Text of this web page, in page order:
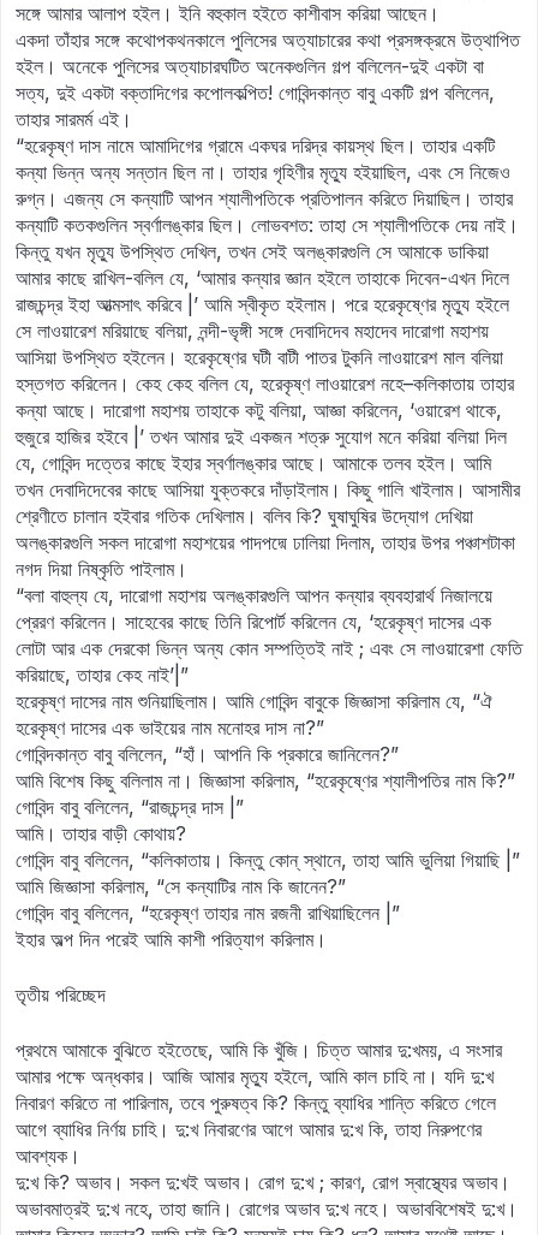
সঙ্গে আমার আলাপ হইল। ইনি বহুকাল হইতে কাশীবাস করিয়া আছেন।
একদা তাঁহার সঙ্গে কথোপকথনকালে পুলিসের অত্যাচারের কথা প্রসঙ্গক্রমে উত্থাপিত
হইল। অনেকে পুলিসের অত্যাচারঘটিত অনেকগুলিন গল্প বলিলেন-দুই একটা বা
সত্য, দুই একটা বক্তাদিগের কপোলকল্পিত! গোবিন্দকান্ত বাবু একটি গল্প বলিলেন,
তাহার সারমর্ম এই।
“হরেকৃষ্ণ দাস নামে আমাদিগের গ্রামে একঘর দরিদ্র কায়স্থ ছিল। তাহার একটি
কন্যা ভিন্ন অন্য সন্তান ছিল না। তাহার গৃহিণীর মৃত্যু হইয়াছিল, এবং সে নিজেও
রুগ্ন। এজন্য সে কন্যাটি আপন শ্যালীপতিকে প্রতিপালন করিতে দিয়াছিল। তাহার
কন্যাটি কতকগুলিন স্বর্ণালঙ্কার ছিল। লোভবশত: তাহা সে শ্যালীপতিকে দেয় নাই।
কিন্তু যখন মৃত্যু উপস্থিত দেখিল, তখন সেই অলঙ্কারগুলি সে আমাকে ডাকিয়া
আমার কাছে রাখিল-বলিল যে, ‘আমার কন্যার জ্ঞান হইলে তাহাকে দিবেন-এখন দিলে
রাজচন্দ্র ইহা আত্মসাৎ করিবে |’ আমি স্বীকৃত হইলাম। পরে হরেকৃষ্ণের মৃত্যু হইলে
সে লাওয়ারেশ মরিয়াছে বলিয়া, নন্দী-ভৃঙ্গী সঙ্গে দেবাদিদেব মহাদেব দারোগা মহাশয়
আসিয়া উপস্থিত হইলেন। হরেকৃষ্ণের ঘটী বাটী পাতর টুকনি লাওয়ারেশ মাল বলিয়া
হস্তগত করিলেন। কেহ কেহ বলিল যে, হরেকৃষ্ণ লাওয়ারেশ নহে–কলিকাতায় তাহার
কন্যা আছে। দারোগা মহাশয় তাহাকে কটু বলিয়া, আজ্ঞা করিলেন, ‘ওয়ারেশ থাকে,
হুজুরে হাজির হইবে |’ তখন আমার দুই একজন শত্রু সুযোগ মনে করিয়া বলিয়া দিল
যে, গোবিন্দ দত্তের কাছে ইহার স্বর্ণালঙ্কার আছে। আমাকে তলব হইল। আমি
তখন দেবাদিদেবের কাছে আসিয়া যুক্তকরে দাঁড়াইলাম। কিছু গালি খাইলাম। আসামীর
শ্রেণীতে চালান হইবার গতিক দেখিলাম। বলিব কি? ঘুষাঘুষির উদ্যোগ দেখিয়া
অলঙ্কারগুলি সকল দারোগা মহাশয়ের পাদপদ্মে ঢালিয়া দিলাম, তাহার উপর পঞ্চাশটাকা
নগদ দিয়া নিষ্কৃতি পাইলাম।
“বলা বাহুল্য যে, দারোগা মহাশয় অলঙ্কারগুলি আপন কন্যার ব্যবহারার্থ নিজালয়ে
প্রেরণ করিলেন। সাহেবের কাছে তিনি রিপোর্ট করিলেন যে, ‘হরেকৃষ্ণ দাসের এক
লোটা আর এক দেরকো ভিন্ন অন্য কোন সম্পত্তিই নাই ; এবং সে লাওয়ারেশা ফেতি
করিয়াছে, তাহার কেহ নাই’|”
হরেকৃষ্ণ দাসের নাম শুনিয়াছিলাম। আমি গোবিন্দ বাবুকে জিজ্ঞাসা করিলাম যে, “ঐ
হরেকৃষ্ণ দাসের এক ভাইয়ের নাম মনোহর দাস না?”
গোবিন্দকান্ত বাবু বলিলেন, “হাঁ। আপনি কি প্রকারে জানিলেন?”
আমি বিশেষ কিছু বলিলাম না। জিজ্ঞাসা করিলাম, “হরেকৃষ্ণের শ্যালীপতির নাম কি?”
গোবিন্দ বাবু বলিলেন, “রাজচন্দ্র দাস |”
আমি। তাহার বাড়ী কোথায়?
গোবিন্দ বাবু বলিলেন, “কলিকাতায়। কিন্তু কোন্ স্থানে, তাহা আমি ভুলিয়া গিয়াছি |”
আমি জিজ্ঞাসা করিলাম, “সে কন্যাটির নাম কি জানেন?”
গোবিন্দ বাবু বলিলেন, “হরেকৃষ্ণ তাহার নাম রজনী রাখিয়াছিলেন |”
ইহার অল্প দিন পরেই আমি কাশী পরিত্যাগ করিলাম।
তৃতীয় পরিচ্ছেদ
প্রথমে আমাকে বুঝিতে হইতেছে, আমি কি খুঁজি। চিত্ত আমার দু:খময়, এ সংসার
আমার পক্ষে অন্ধকার। আজি আমার মৃত্যু হইলে, আমি কাল চাহি না। যদি দু:খ
নিবারণ করিতে না পারিলাম, তবে পুরুষত্ব কি? কিন্তু ব্যাধির শান্তি করিতে গেলে
আগে ব্যাধির নির্ণয় চাহি। দু:খ নিবারণের আগে আমার দু:খ কি, তাহা নিরুপণের
আবশ্যক।
দু:খ কি? অভাব। সকল দু:খই অভাব। রোগ দু:খ ; কারণ, রোগ স্বাস্থ্যের অভাব।
অভাবমাত্রই দু:খ নহে, তাহা জানি। রোগের অভাব দু:খ নহে। অভাববিশেষই দু:খ।